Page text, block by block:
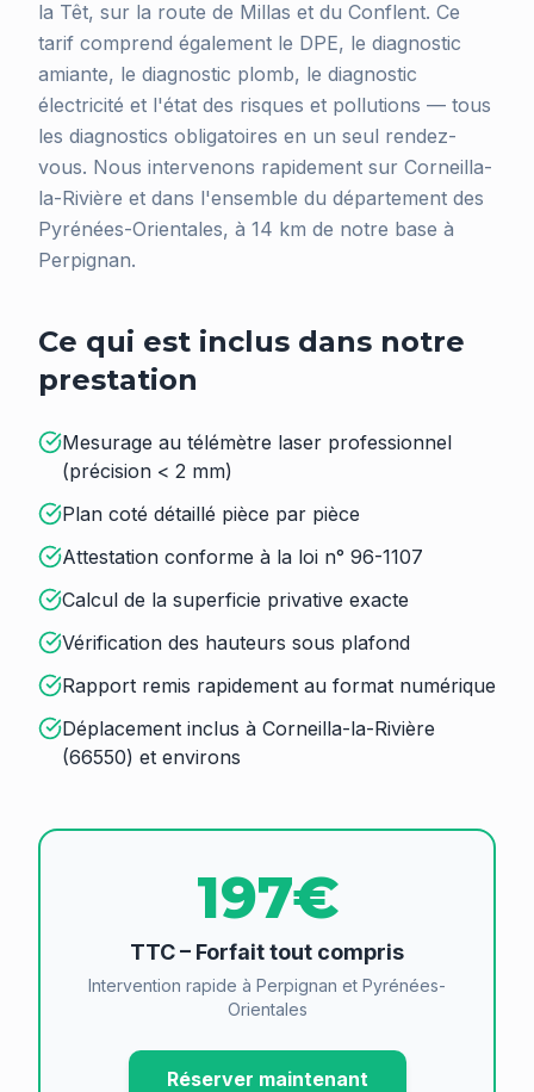
la Têt, sur la route de Millas et du Conflent. Ce
tarif comprend également le DPE, le diagnostic
amiante, le diagnostic plomb, le diagnostic
électricité et l'état des risques et pollutions — tous
les diagnostics obligatoires en un seul rendez-
vous. Nous intervenons rapidement sur Corneilla-
la-Rivière et dans l'ensemble du département des
Pyrénées-Orientales, à 14 km de notre base à
Perpignan.
Ce qui est inclus dans notre
prestation
Mesurage au télémètre laser professionnel
(précision < 2 mm)
Plan coté détaillé pièce par pièce
Attestation conforme à la loi n° 96-1107
Calcul de la superficie privative exacte
Vérification des hauteurs sous plafond
Rapport remis rapidement au format numérique
Déplacement inclus à Corneilla-la-Rivière
(66550) et environs
197€
TTC – Forfait tout compris
Intervention rapide à Perpignan et Pyrénées-
Orientales
Réserver maintenant